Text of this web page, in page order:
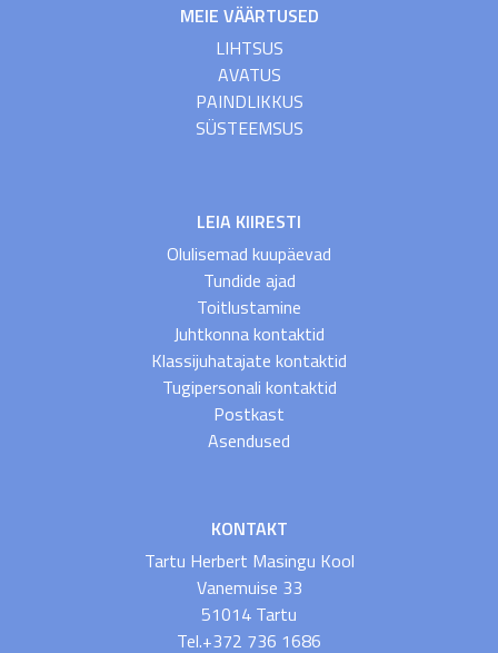
MEIE VÄÄRTUSED
LIHTSUS
AVATUS
PAINDLIKKUS
SÜSTEEMSUS
LEIA KIIRESTI
Olulisemad kuupäevad
Tundide ajad
Toitlustamine
Juhtkonna kontaktid
Klassijuhatajate kontaktid
Tugipersonali kontaktid
Postkast
Asendused
KONTAKT
Tartu Herbert Masingu Kool
Vanemuise 33
51014 Tartu
Tel.+372 736 1686